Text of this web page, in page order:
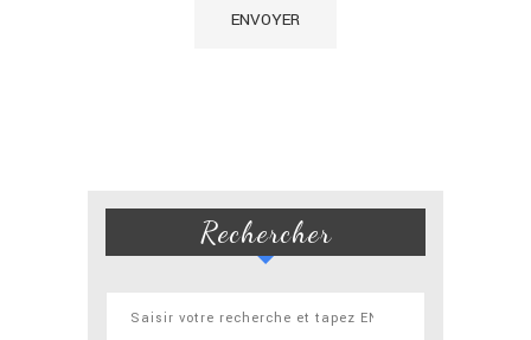
Rechercher